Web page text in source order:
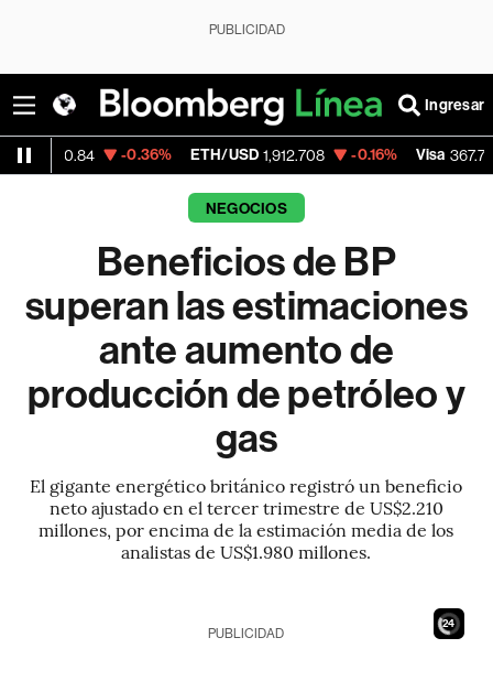
PUBLICIDAD
Ingresar
-0.36% ETH/USD 1,912.708 -0.16% Visa 367.72 -0.22%
NEGOCIOS
Beneficios de BP
superan las estimaciones
ante aumento de
producción de petróleo y
gas
El gigante energético británico registró un beneficio
neto ajustado en el tercer trimestre de US$2.210
millones, por encima de la estimación media de los
analistas de US$1.980 millones.
22
PUBLICIDAD